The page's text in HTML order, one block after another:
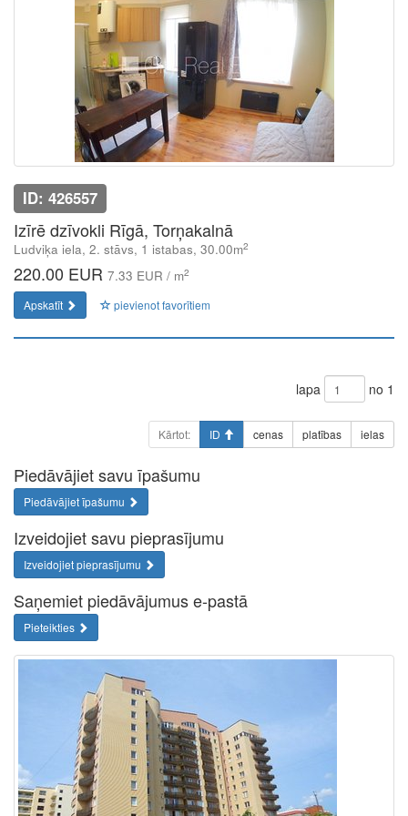
ID: 426557
Izīrē dzīvokli Rīgā, Torņakalnā
Ludviķa iela, 2. stāvs, 1 istabas, 30.00m2
220.00 EUR 7.33 EUR / m2
Apskatīt pievienot favorītiem
lapa no 1
Kārtot: ID cenas platības ielas
Piedāvājiet savu īpašumu
Piedāvājiet īpašumu
Izveidojiet savu pieprasījumu
Izveidojiet pieprasījumu
Saņemiet piedāvājumus e-pastā
Pieteikties